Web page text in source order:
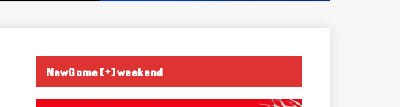
NewGame[+]weekend